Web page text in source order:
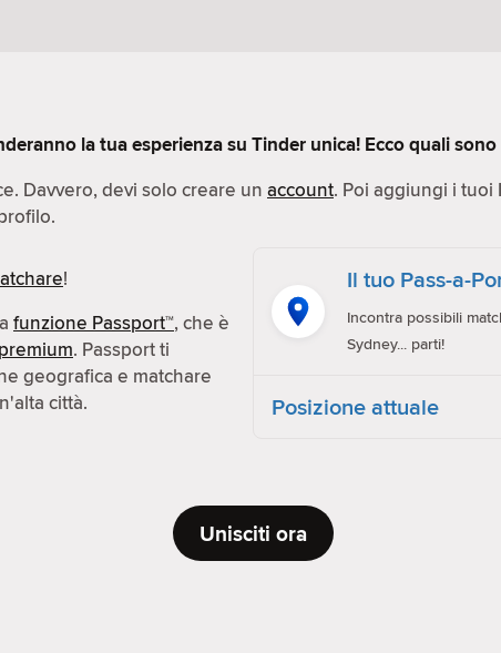
la tua esperienza su Tinder unica! Ecco quali
Davvero, devi solo creare un account. Poi aggiungi i
!
funzione Passport™, che è
. Passport ti
geografica e matchare
città.
Il tuo Pass-a-
Incontra possibili
Sydney... parti!
Posizione attuale
Unisciti ora